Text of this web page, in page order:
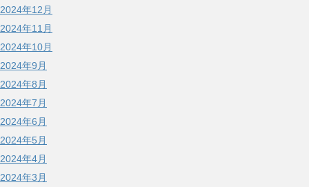
2024年12月
2024年11月
2024年10月
2024年9月
2024年8月
2024年7月
2024年6月
2024年5月
2024年4月
2024年3月